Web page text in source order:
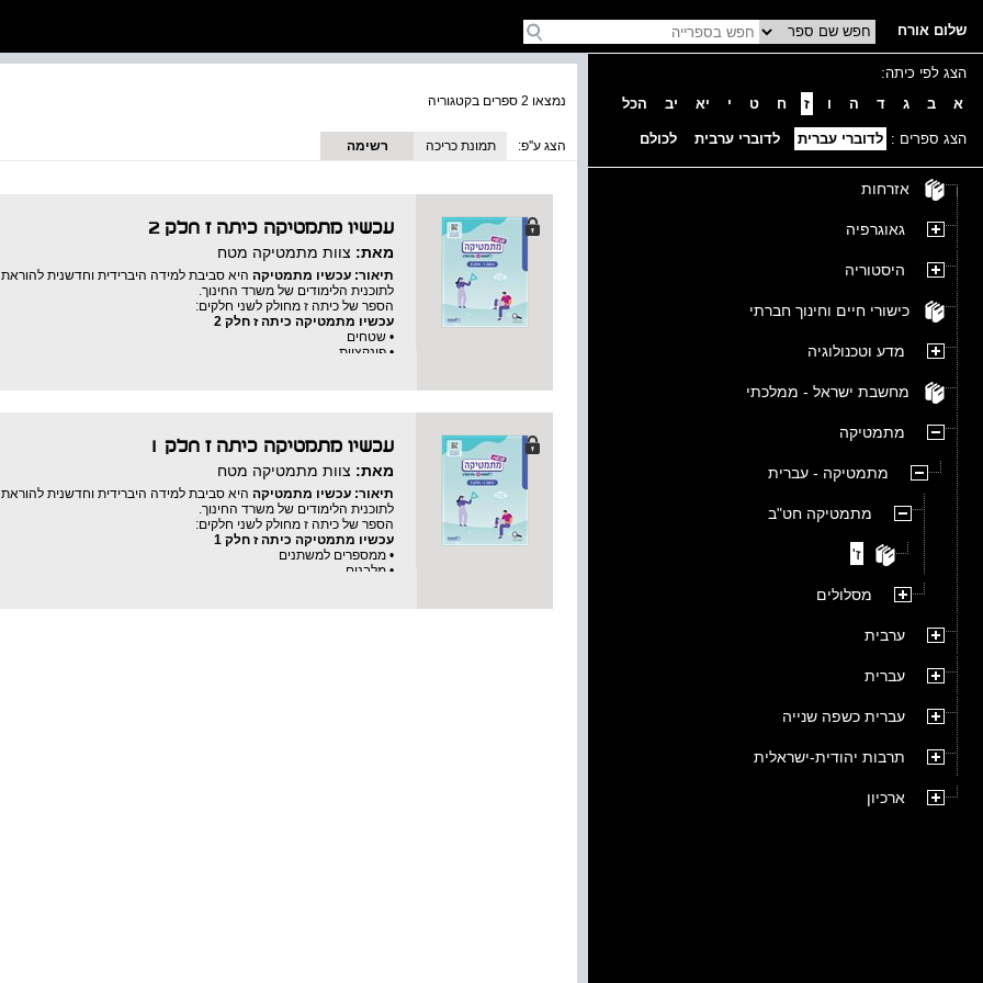
שלום אורח
הצג לפי כיתה:
א
ב ג ד ה ו ז ח ט י יא יב הכל
הצג ספרים : לדוברי עברית לדוברי ערבית לכולם
אזרחות
גאוגרפיה
היסטוריה
כישורי חיים וחינוך חברתי
מדע וטכנולוגיה
מחשבת ישראל - ממלכתי
מתמטיקה
מתמטיקה - עברית
מתמטיקה חט"ב
ז'
מסלולים
ערבית
עברית
עברית כשפה שנייה
תרבות יהודית-ישראלית
ארכיון
נמצאו 2 ספרים בקטגוריה
הצג ע''פ: תמונת כריכה רשימה
עכשיו מתמטיקה כיתה ז חלק 2
מאת: צוות מתמטיקה מטח
תיאור: עכשיו מתמטיקה היא סביבת למידה היברידית וחדשנית
לתוכנית הלימודים של משרד החינוך.
הספר של כיתה ז מחולק לשני חלקים:
עכשיו מתמטיקה כיתה ז חלק 2
• שטחים
• פונקציות
עכשיו מתמטיקה כיתה ז חלק 1
מאת: צוות מתמטיקה מטח
תיאור: עכשיו מתמטיקה היא סביבת למידה היברידית וחדשנית
לתוכנית הלימודים של משרד החינוך.
הספר של כיתה ז מחולק לשני חלקים:
עכשיו מתמטיקה כיתה ז חלק 1
• ממספרים למשתנים
• מלבנים